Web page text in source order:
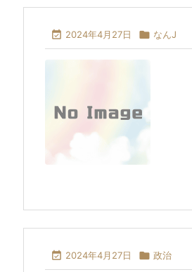
 2024年4月27日  なんJ
 2024年4月27日  政治